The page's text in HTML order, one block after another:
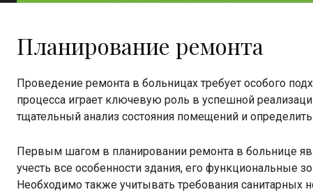
Планирование ремонта
Проведение ремонта в больницах требует особого
процесса играет ключевую роль в успешной
тщательный анализ состояния помещений и
Первым шагом в планировании ремонта в больнице
учесть все особенности здания, его функциональные
Необходимо также учитывать требования санитарных